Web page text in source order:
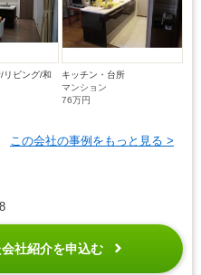
リビング/和
キッチン・台所
マンション
76万円
この会社の事例をもっと見る >
社紹介を申込む